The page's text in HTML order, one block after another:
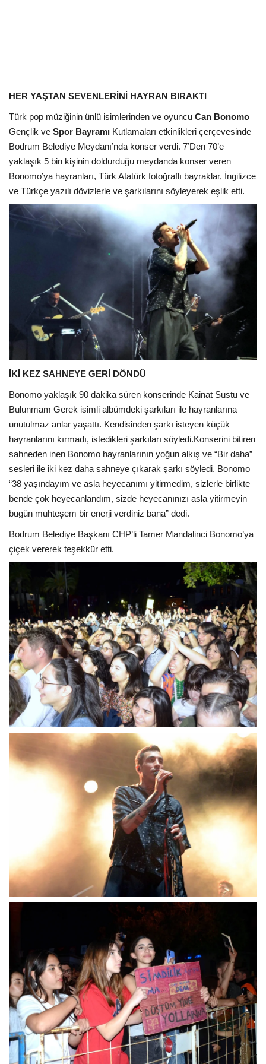
Gündem
Dünya
HER YAŞTAN SEVENLERİNİ HAYRAN BIRAKTI
Türk pop müziğinin ünlü isimlerinden ve oyuncu Can Bonomo
Gençlik ve Spor Bayramı Kutlamaları etkinlikleri çerçevesinde
Bodrum Belediye Meydanı’nda konser verdi. 7’Den 70’e
yaklaşık 5 bin kişinin doldurduğu meydanda konser veren
Bonomo’ya hayranları, Türk Atatürk fotoğraflı bayraklar, İngilizce
ve Türkçe yazılı dövizlerle ve şarkılarını söyleyerek eşlik etti.
İKİ KEZ SAHNEYE GERİ DÖNDÜ
Bonomo yaklaşık 90 dakika süren konserinde Kainat Sustu ve
Bulunmam Gerek isimli albümdeki şarkıları ile hayranlarına
unutulmaz anlar yaşattı. Kendisinden şarkı isteyen küçük
hayranlarını kırmadı, istedikleri şarkıları söyledi.Konserini bitiren
sahneden inen Bonomo hayranlarının yoğun alkış ve “Bir daha”
sesleri ile iki kez daha sahneye çıkarak şarkı söyledi. Bonomo
“38 yaşındayım ve asla heyecanımı yitirmedim, sizlerle birlikte
bende çok heyecanlandım, sizde heyecanınızı asla yitirmeyin
bugün muhteşem bir enerji verdiniz bana” dedi.
Bodrum Belediye Başkanı CHP’li Tamer Mandalinci Bonomo’ya
çiçek vererek teşekkür etti.